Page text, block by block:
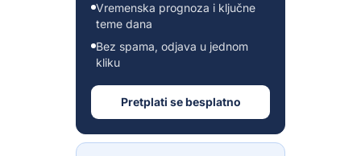
Vremenska prognoza i ključne
teme dana
Bez spama, odjava u jednom
kliku
Pretplati se besplatno